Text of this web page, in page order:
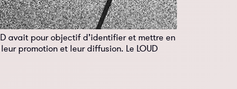
avait pour objectif d’identifier et mettre en
promotion et leur diffusion. Le LOUD